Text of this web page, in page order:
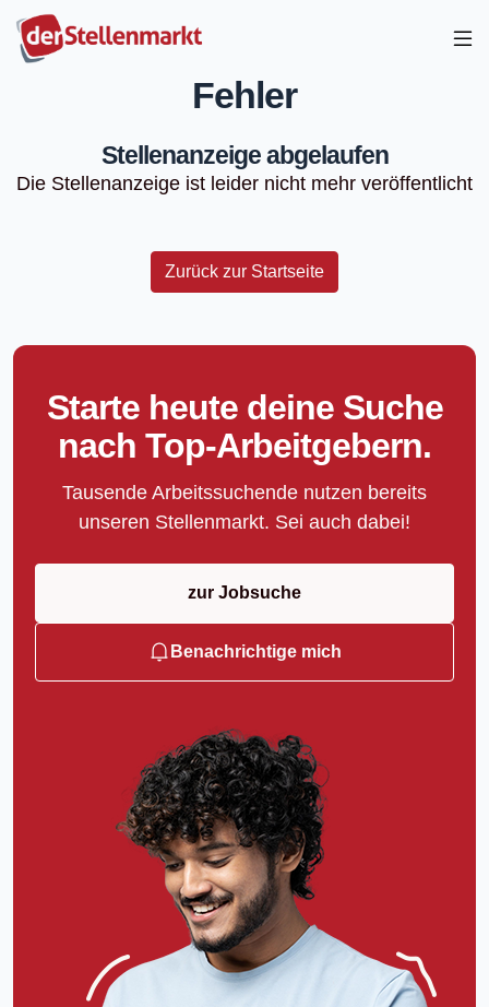
Fehler
Stellenanzeige abgelaufen
Die Stellenanzeige ist leider nicht mehr veröffentlicht
Zurück zur Startseite
Starte heute deine Suche
nach Top-Arbeitgebern.
Tausende Arbeitssuchende nutzen bereits
unseren Stellenmarkt. Sei auch dabei!
zur Jobsuche
Benachrichtige mich